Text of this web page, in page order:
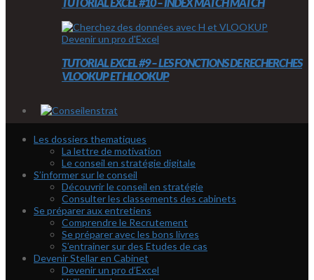
TUTORIAL EXCEL #10 – INDEX MATCH MATCH
Devenir un pro d'Excel
TUTORIAL EXCEL #9 – LES FONCTIONS DE RECHERCHES
VLOOKUP ET HLOOKUP
Les dossiers thematiques
La lettre de motivation
Le conseil en stratégie digitale
S’informer sur le conseil
Découvrir le conseil en stratégie
Consulter les classements des cabinets
Se préparer aux entretiens
Comprendre le Recrutement
Se préparer avec les bons livres
S’entrainer sur des Etudes de cas
Devenir Stellar en Cabinet
Devenir un pro d’Excel